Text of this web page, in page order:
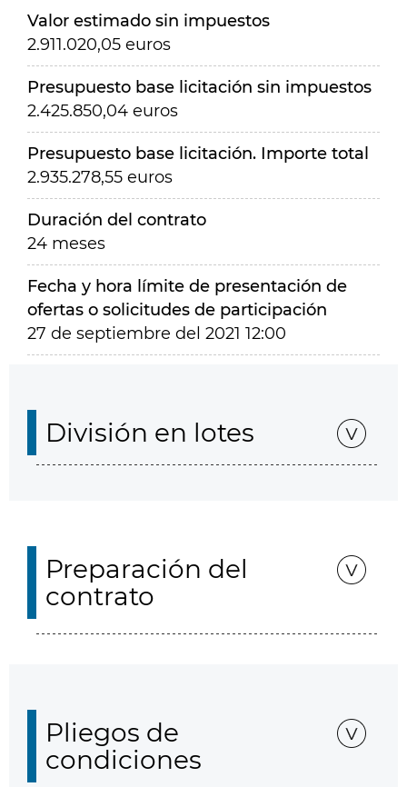
Valor estimado sin impuestos
2.911.020,05 euros
Presupuesto base licitación sin impuestos
2.425.850,04 euros
Presupuesto base licitación. Importe total
2.935.278,55 euros
Duración del contrato
24 meses
Fecha y hora límite de presentación de
ofertas o solicitudes de participación
27 de septiembre del 2021 12:00
División en lotes
Preparación del
contrato
Pliegos de
condiciones